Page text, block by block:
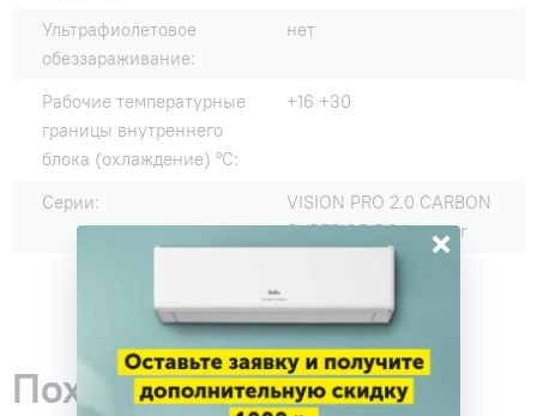
Ультрафиолетовое
обеззараживание:
нет
Рабочие температурные
границы внутреннего
блока (охлаждение) °C:
+16 +30
Серии:
VISION PRO 2.0 CARBON
SUPERIOR DC Inverter
Похожие товары
×